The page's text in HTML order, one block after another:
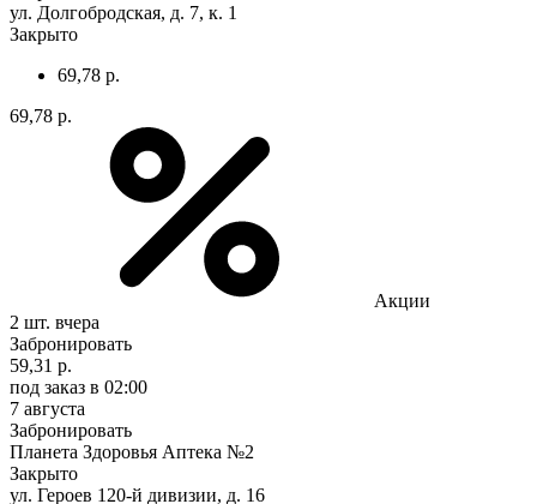
ул. Долгобродская, д. 7, к. 1
Закрыто
69,78 р.
69,78 р.
Акции
2 шт. вчера
Забронировать
59,31 р.
под заказ в 02:00
7 августа
Забронировать
Планета Здоровья Аптека №2
Закрыто
ул. Героев 120-й дивизии, д. 16